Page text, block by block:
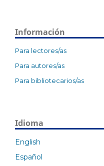
Información
Para lectores/as
Para autores/as
Para bibliotecarios/as
Idioma
English
Español